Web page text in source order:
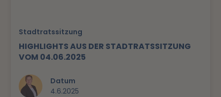
Stadtratssitzung
HIGHLIGHTS AUS DER STADTRATSSITZUNG
VOM 04.06.2025
Datum
4.6.2025